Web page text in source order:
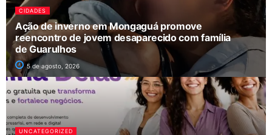
CIDADES
Ação de inverno em Mongaguá promove
reencontro de jovem desaparecido com família
de Guarulhos
5 de agosto, 2026
UNCATEGORIZED